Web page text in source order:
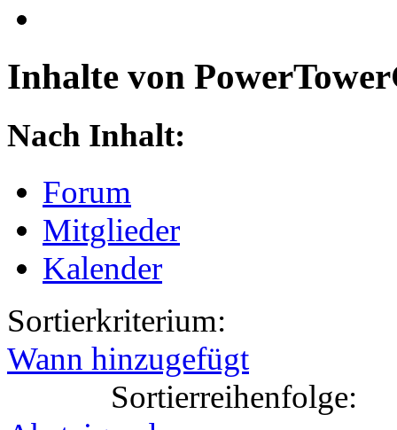
Inhalte von
Nach Inhalt:
Forum
Mitglieder
Kalender
Sortierkriterium:
Wann hinzugefügt
Sortierreihenfolge: